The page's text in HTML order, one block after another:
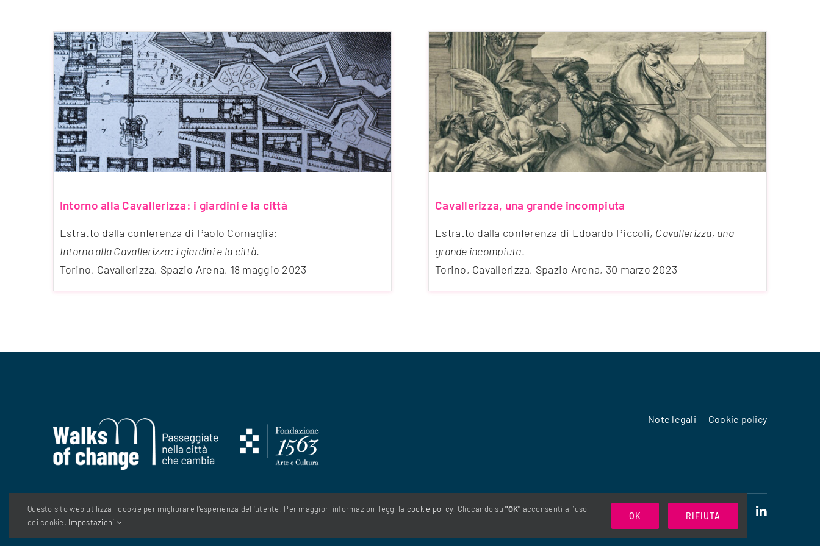
Intorno alla Cavallerizza: i giardini e la città
Estratto dalla conferenza di Paolo Cornaglia:
Intorno alla Cavallerizza: i giardini e la città.
Torino, Cavallerizza, Spazio Arena, 18 maggio 2023
Cavallerizza, una grande incompiuta
Estratto dalla conferenza di Edoardo Piccoli, Cavallerizza, una
grande incompiuta.
Torino, Cavallerizza, Spazio Arena, 30 marzo 2023
Note legali Cookie policy
© Copyright 2026| Fondazione 1563 - C.so Vittorio Emanuele II 75, 10128 Torino - info@fondazione1563.it - C. F. 97520600012
Questo sito web utilizza i cookie per migliorare l'esperienza dell'utente. Per maggiori informazioni leggi la cookie policy. Cliccando su"OK" acconsenti all’uso
dei cookie. Impostazioni
OK RIFIUTA